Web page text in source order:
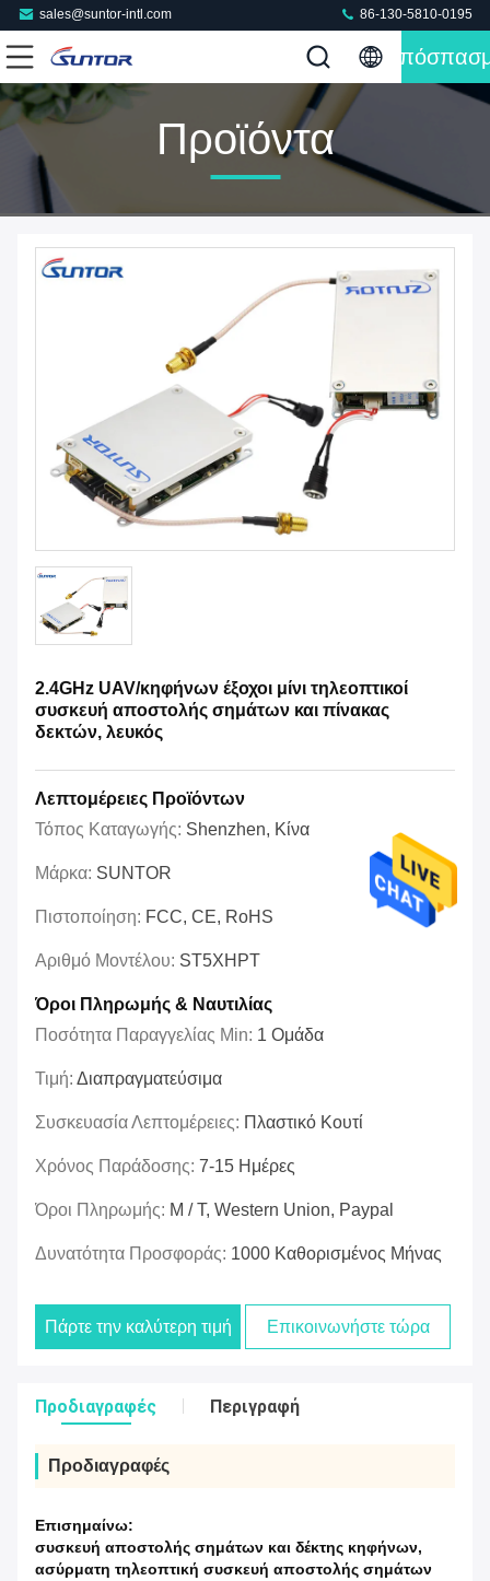
sales@suntor-intl.com 86-130-5810-0195
Προϊόντα
2.4GHz UAV/κηφήνων έξοχοι μίνι τηλεοπτικοί
συσκευή αποστολής σημάτων και πίνακας
δεκτών, λευκός
Λεπτομέρειες Προϊόντων
Τόπος Καταγωγής: Shenzhen, Κίνα
Μάρκα: SUNTOR
Πιστοποίηση: FCC, CE, RoHS
Αριθμό Μοντέλου: ST5XHPT
Όροι Πληρωμής & Ναυτιλίας
Ποσότητα Παραγγελίας Min: 1 Ομάδα
Τιμή: Διαπραγματεύσιμα
Συσκευασία Λεπτομέρειες: Πλαστικό Κουτί
Χρόνος Παράδοσης: 7-15 Ημέρες
Όροι Πληρωμής: Μ / Τ, Western Union, Paypal
Δυνατότητα Προσφοράς: 1000 Καθορισμένος Μήνας
Πάρτε την καλύτερη τιμή Επικοινωνήστε τώρα
Προδιαγραφές Περιγραφή
Προδιαγραφές
Επισημαίνω:
συσκευή αποστολής σημάτων και δέκτης κηφήνων,
ασύρματη τηλεοπτική συσκευή αποστολής σημάτων